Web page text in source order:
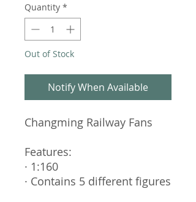
Quantity *
Out of Stock
Notify When Available
Changming Railway Fans
Features:
· 1:160
· Contains 5 different figures